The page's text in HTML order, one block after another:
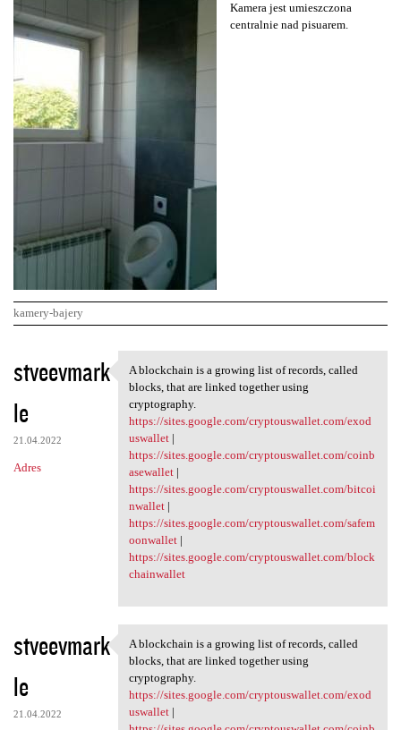
Kamera jest umieszczona
centralnie nad pisuarem.
kamery-bajery
K
o
m
e
n
stveevmark
le
21.04.2022
Adres
A blockchain is a growing
A blockchain is a growing list of records, called
blocks, that are linked together using
cryptography.
https://sites.google.com/cryptouswallet.com/exod
uswallet|
https://sites.google.com/cryptouswallet.com/coinb
asewallet|
https://sites.google.com/cryptouswallet.com/bitcoi
nwallet|
https://sites.google.com/cryptouswallet.com/safem
oonwallet|
https://sites.google.com/cryptouswallet.com/block
chainwallet
stveevmark
le
21.04.2022
A blockchain is a growing
A blockchain is a growing list of records, called
blocks, that are linked together using
cryptography.
https://sites.google.com/cryptouswallet.com/exod
uswallet|